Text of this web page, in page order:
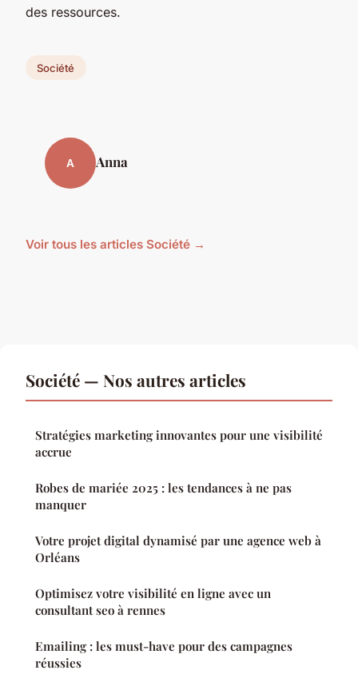
des ressources.
Société
A Anna
Voir tous les articles Société →
Société — Nos autres articles
Stratégies marketing innovantes pour une visibilité
accrue
Robes de mariée 2025 : les tendances à ne pas
manquer
Votre projet digital dynamisé par une agence web à
Orléans
Optimisez votre visibilité en ligne avec un
consultant seo à rennes
Emailing : les must-have pour des campagnes
réussies